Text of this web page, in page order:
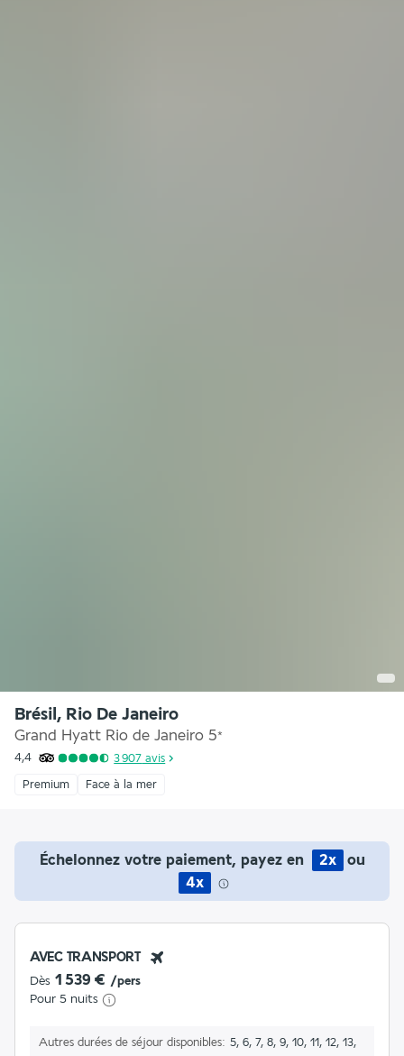
Brésil, Rio De Janeiro
Grand Hyatt Rio de Janeiro 5*
4,4 3 907 avis
Premium Face à la mer
Échelonnez votre paiement, payez en 2x
ou
4x
AVEC TRANSPORT
Dès 1 539 € /pers
Pour 5 nuits
Autres durées de séjour disponibles
5, 6, 7, 8, 9, 10, 11, 12, 13,